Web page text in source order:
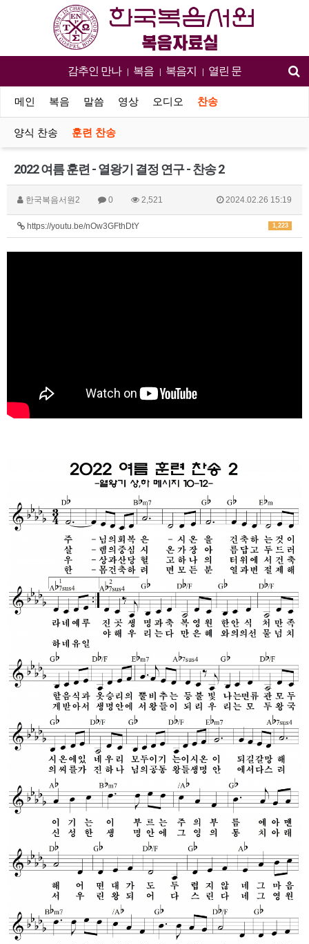
감추인 만나 | 복음 | 복음지 | 열린 문
메인 복음 말씀 영상 오디오 찬송
양식 찬송 훈련 찬송
2022 여름 훈련 - 열왕기 결정 연구 - 찬송 2
한국복음서원2 0 2,521 2024.02.26 15:19
1,223
https://youtu.be/nOw3GFthDtY